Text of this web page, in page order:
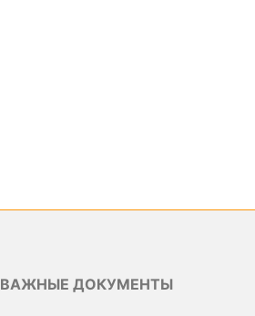
ВАЖНЫЕ ДОКУМЕНТЫ